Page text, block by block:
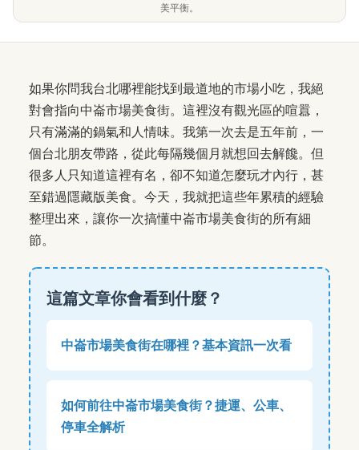
美平衡。
如果你問我台北哪裡能找到最道地的市場小吃，我絕
對會指向中崙市場美食街。這裡沒有觀光區的喧囂，
只有滿滿的鍋氣和人情味。我第一次去是五年前，一
個台北朋友帶路，從此每隔幾個月就想回去解饞。但
很多人只知道這裡有名，卻不知道怎麼玩才內行，甚
至錯過隱藏版美食。今天，我就把這些年累積的經驗
整理出來，讓你一次搞懂中崙市場美食街的所有細
節。
這篇文章你會看到什麼？
中崙市場美食街在哪裡？基本資訊一次看
如何前往中崙市場美食街？捷運、公車、
停車全解析